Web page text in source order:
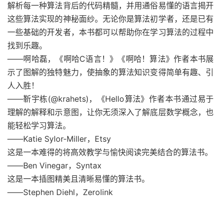
解析每一种算法背后的代码精髓，并用通俗易懂的语言揭开
这些算法实现的神秘面纱。无论你是算法初学者，还是已有
一些基础的开发者，本书都可以帮助你在学习算法的过程中
找到乐趣。
——啊哈磊，《啊哈C语言！》《啊哈！算法》作者本书展
示了图解的独特魅力，使抽象的算法知识变得简单有趣、引
人入胜！
——靳宇栋(@krahets)，《Hello算法》作者本书通过易于
理解的解释和示意图，让你无须深入了解底层数学概念，也
能轻松学习算法。
——Katie Sylor-Miller，Etsy
这是一本难得的将高效教学与愉快阅读完美结合的算法书。
——Ben Vinegar，Syntax
这是一本插图精美且清晰易懂的算法书。
——Stephen Diehl，Zerolink